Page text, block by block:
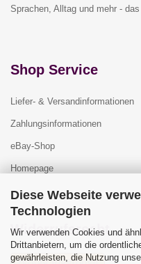
Diese Webseite
Technologien
Wir verwenden Cookies und
Drittanbietern, um die
gewährleisten, die Nutzung
Sprachen, Alltag und mehr -
Shop Service
Liefer- & Versandinformationen
Zahlungsinformationen
eBay-Shop
Homepage
Widerrufsrecht
Vertrag widerrufen